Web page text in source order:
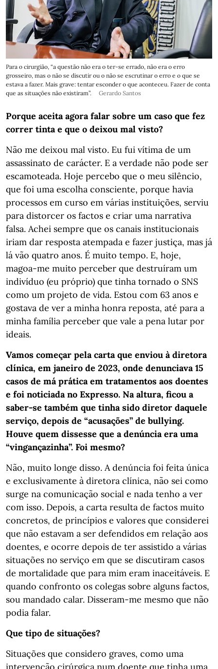
Para o cirurgião, “a questão não era o ter-se errado, não era o erro
grosseiro, mas o não se discutir ou o não se escrutinar o erro e o que se
estava a fazer. Mais grave: tentar esconder o que aconteceu. Fazer de conta
que as situações não existiram”.
Gerardo Santos
Porque aceita agora falar sobre um caso que fez
correr tinta e que o deixou mal visto?
Não me deixou mal visto. Eu fui vítima de um
assassinato de carácter. E a verdade não pode ser
escamoteada. Hoje percebo que o meu silêncio,
que foi uma escolha consciente, porque havia
processos em curso em várias instituições, serviu
para distorcer os factos e criar uma narrativa
falsa. Achei sempre que os canais institucionais
iriam dar resposta atempada e fazer justiça, mas já
lá vão quatro anos. É muito tempo. E, hoje,
magoa-me muito perceber que destruíram um
indivíduo (eu próprio) que tinha tornado o SNS
como um projeto de vida. Estou com 63 anos e
gostava de ver a minha honra reposta, até para a
minha família perceber que vale a pena lutar por
ideais.
Vamos começar pela carta que enviou à diretora
clínica, em janeiro de 2023, onde denunciava 15
casos de má prática em tratamentos aos doentes
e foi noticiada no Expresso. Na altura, ficou a
saber-se também que tinha sido diretor daquele
serviço, depois de “acusações” de bullying.
Houve quem dissesse que a denúncia era uma
“vingançazinha”. Foi mesmo?
Não, muito longe disso. A denúncia foi feita única
e exclusivamente à diretora clínica, não sei como
surge na comunicação social e nada tenho a ver
com isso. Depois, a carta resulta de factos muito
concretos, de princípios e valores que considerei
que não estavam a ser defendidos em relação aos
doentes, e ocorre depois de ter assistido a várias
situações no serviço em que se discutiram casos
de mortalidade que para mim eram inaceitáveis. E
quando confronto os colegas sobre alguns factos,
sou mandado calar. Disseram-me mesmo que não
podia falar.
Que tipo de situações?
Situações que considero graves, como uma